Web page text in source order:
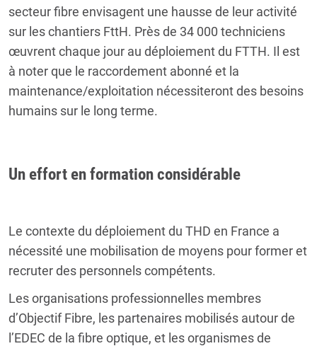
secteur fibre envisagent une hausse de leur activité
sur les chantiers FttH. Près de 34 000 techniciens
œuvrent chaque jour au déploiement du FTTH. Il est
à noter que le raccordement abonné et la
maintenance/exploitation nécessiteront des besoins
humains sur le long terme.
Un effort en formation considérable
Le contexte du déploiement du THD en France a
nécessité une mobilisation de moyens pour former et
recruter des personnels compétents.
Les organisations professionnelles membres
d’Objectif Fibre, les partenaires mobilisés autour de
l’EDEC de la fibre optique, et les organismes de